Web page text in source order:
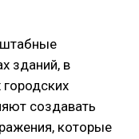
зданий, в
создавать
которые